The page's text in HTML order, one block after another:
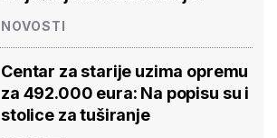
NOVOSTI
Centar za starije uzima opremu
za 492.000 eura: Na popisu su i
stolice za tuširanje